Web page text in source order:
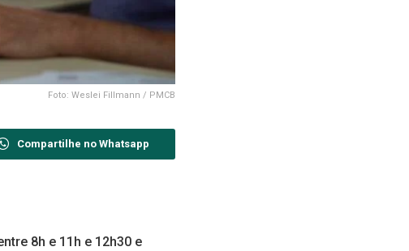
Foto: Weslei Fillmann / PMCB
Compartilhe no Whatsapp
8h e 11h e 12h30 e